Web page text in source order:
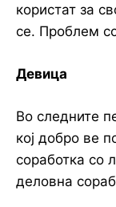
користат за
се. Проблем
Девица
Во следните
кој добро ве
соработка со
деловна